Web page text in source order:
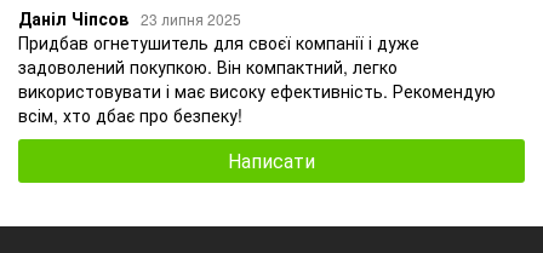
Даніл Чіпсов 23 липня 2025
Придбав огнетушитель для своєї компанії і дуже
задоволений покупкою. Він компактний, легко
використовувати і має високу ефективність. Рекомендую
всім, хто дбає про безпеку!
Написати